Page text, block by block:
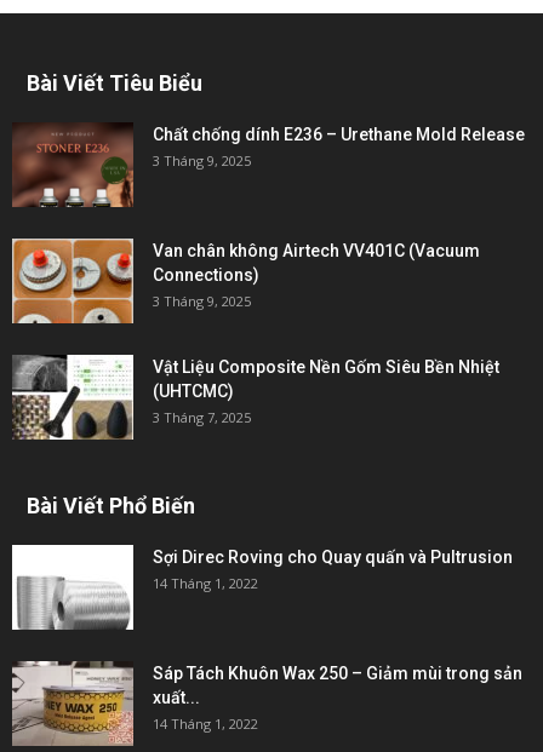
Bài Viết Tiêu Biểu
Chất chống dính E236 – Urethane Mold Release
3 Tháng 9, 2025
Van chân không Airtech VV401C (Vacuum
Connections)
3 Tháng 9, 2025
Vật Liệu Composite Nền Gốm Siêu Bền Nhiệt
(UHTCMC)
3 Tháng 7, 2025
Bài Viết Phổ Biến
Sợi Direc Roving cho Quay quấn và Pultrusion
14 Tháng 1, 2022
Sáp Tách Khuôn Wax 250 – Giảm mùi trong sản
xuất...
14 Tháng 1, 2022